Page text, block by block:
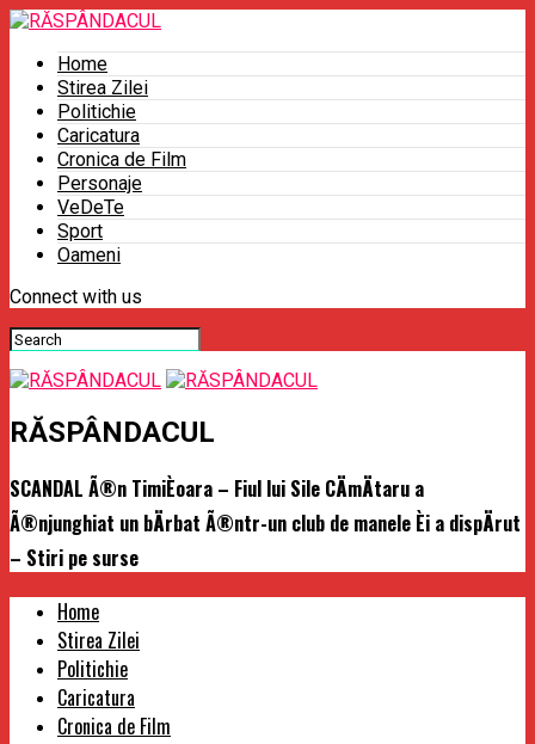
Home
Stirea Zilei
Politichie
Caricatura
Cronica de Film
Personaje
VeDeTe
Sport
Oameni
Connect with us
RĂSPÂNDACUL
SCANDAL Ã®n TimiÈoara – Fiul lui Sile CÄmÄtaru a
Ã®njunghiat un bÄrbat Ã®ntr-un club de manele Èi a dispÄrut
– Stiri pe surse
Home
Stirea Zilei
Politichie
Caricatura
Cronica de Film